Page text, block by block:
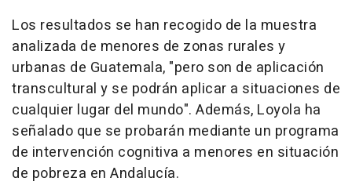
Los resultados se han recogido de la muestra
analizada de menores de zonas rurales y
urbanas de Guatemala, "pero son de aplicación
transcultural y se podrán aplicar a situaciones de
cualquier lugar del mundo". Además, Loyola ha
señalado que se probarán mediante un programa
de intervención cognitiva a menores en situación
de pobreza en Andalucía.